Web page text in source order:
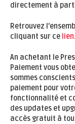
directement à
Retrouvez
cliquant sur ce lien.
An achetant le
Paiement vous
sommes
paiement pour
fonctionnalité et
des updates et
accès gratuit à